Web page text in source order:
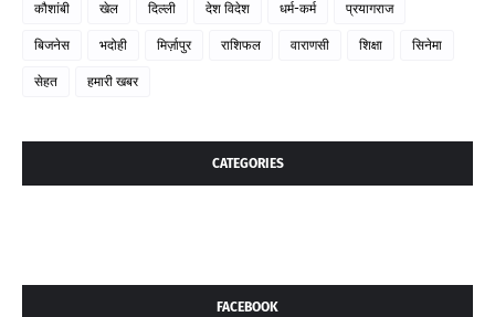
कौशांबी खेल दिल्ली देश विदेश धर्म-कर्म प्रयागराज
बिजनेस भदोही मिर्ज़ापुर राशिफल वाराणसी शिक्षा सिनेमा
सेहत हमारी खबर
CATEGORIES
FACEBOOK